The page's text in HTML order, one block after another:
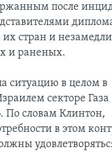
после
их стран и
и раненых.
ситуацию в целом в
секторе Газа
По словам Клинтон,
в этом